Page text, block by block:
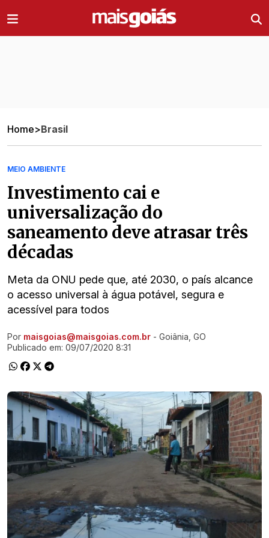
Home>Brasil
MEIO AMBIENTE
Investimento cai e
universalização do
saneamento deve atrasar três
décadas
Meta da ONU pede que, até 2030, o país alcance
o acesso universal à água potável, segura e
acessível para todos
Ir direto pra matéria
Por maisgoias@maisgoias.com.br - Goiânia, GO
Publicado em: 09/07/2020 8:31